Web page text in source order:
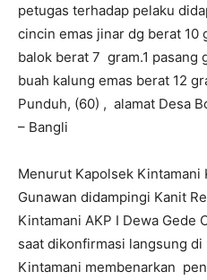
petugas terhadap pelaku
cincin emas jinar dg berat 10
balok berat 7 gram.1 pasang
buah kalung emas berat 12
Punduh, (60) , alamat Desa
– Bangli
Menurut Kapolsek Kintamani
Gunawan didampingi Kanit
Kintamani AKP I Dewa Gede
saat dikonfirmasi langsung di
Kintamani membenarkan